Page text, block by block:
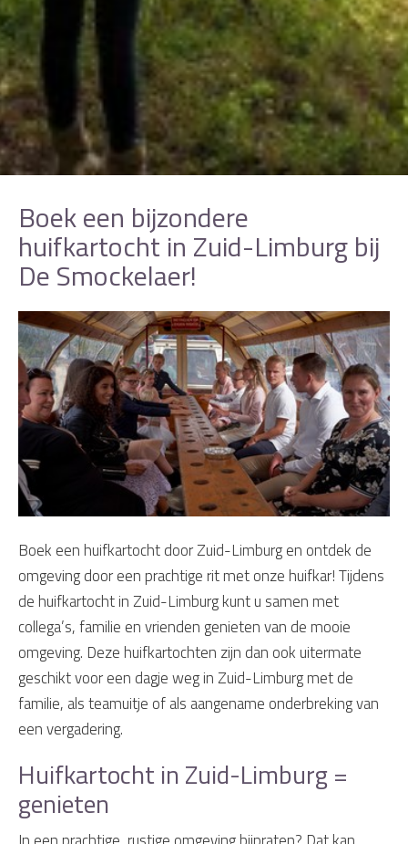
Boek een bijzondere
huifkartocht in Zuid-Limburg bij
De Smockelaer!
Boek een huifkartocht door Zuid-Limburg en ontdek de
omgeving door een prachtige rit met onze huifkar! Tijdens
de huifkartocht in Zuid-Limburg kunt u samen met
collega’s, familie en vrienden genieten van de mooie
omgeving. Deze huifkartochten zijn dan ook uitermate
geschikt voor een dagje weg in Zuid-Limburg met de
familie, als teamuitje of als aangename onderbreking van
een vergadering.
Huifkartocht in Zuid-Limburg =
genieten